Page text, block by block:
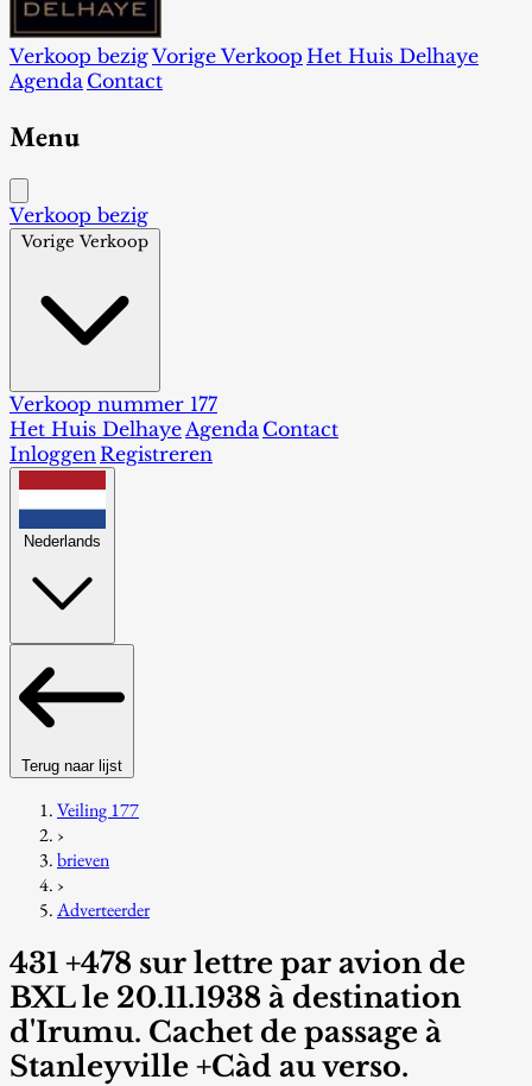
Verkoop bezigVorige Verkoop Het Huis Delhaye
Agenda Contact
Menu
Verkoop bezig
Vorige Verkoop
Verkoop nummer 177
Het Huis DelhayeAgenda Contact
InloggenRegistreren
Nederlands
Terug naar lijst
Veiling 177
›
brieven
›
Adverteerder
431 +478 sur lettre par avion de
BXL le 20.11.1938 à destination
d'Irumu. Cachet de passage à
Stanleyville +Càd au verso.